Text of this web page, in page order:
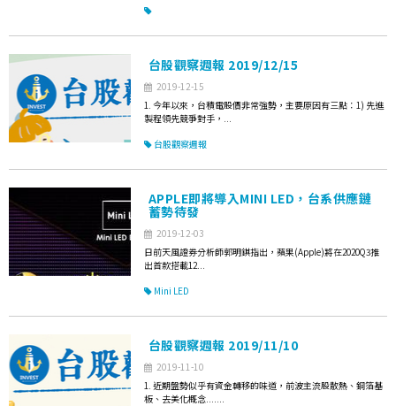
台股觀察週報 2019/12/15
2019-12-15
1. 今年以來，台積電股價非常強勢，主要原因有三點：1) 先進
製程領先競爭對手，...
台股觀察週報
APPLE即將導入MINI LED，台系供應鏈
蓄勢待發
2019-12-03
日前天風證券分析師郭明錤指出，蘋果(Apple)將在2020Q3推
出首款搭載12...
Mini LED
台股觀察週報 2019/11/10
2019-11-10
1. 近期盤勢似乎有資金轉移的味道，前波主流股散熱、銅箔基
板、去美化概念.......